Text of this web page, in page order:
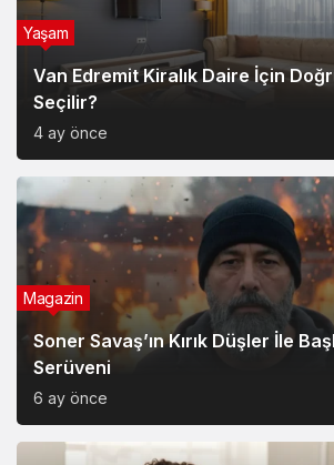
Van Edremit Kiralık Daire İçin
Seçilir?
4 ay önce
Yaşam
Soner Savaş’ın Kırık Düşler İle
Serüveni
6 ay önce
Magazin